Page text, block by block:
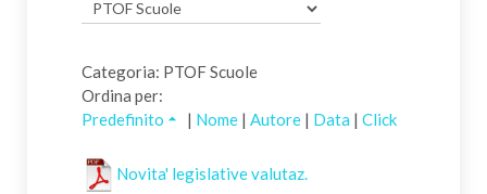
Categoria: PTOF Scuole
Ordina per:
Predefinito
| Nome| Autore| Data | Click
Novita' legislative valutaz.